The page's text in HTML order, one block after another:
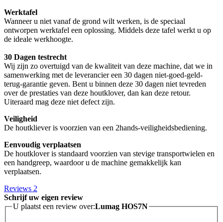
Werktafel
Wanneer u niet vanaf de grond wilt werken, is de speciaal
ontworpen werktafel een oplossing. Middels deze tafel werkt u op
de ideale werkhoogte.
30 Dagen testrecht
Wij zijn zo overtuigd van de kwaliteit van deze machine, dat we in
samenwerking met de leverancier een 30 dagen niet-goed-geld-
terug-garantie geven. Bent u binnen deze 30 dagen niet tevreden
over de prestaties van deze houtklover, dan kan deze retour.
Uiteraard mag deze niet defect zijn.
Veiligheid
De houtkliever is voorzien van een 2hands-veiligheidsbediening.
Eenvoudig verplaatsen
De houtklover is standaard voorzien van stevige transportwielen en
een handgreep, waardoor u de machine gemakkelijk kan
verplaatsen.
Reviews 2
Schrijf uw eigen review
U plaatst een review over:Lumag HOS7N